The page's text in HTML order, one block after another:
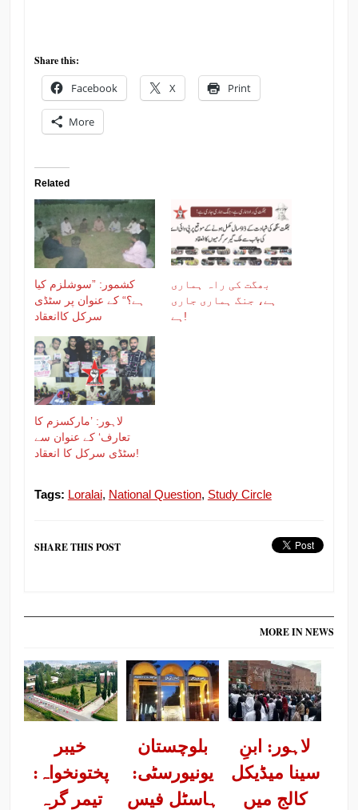
Share this:
Facebook X Print
More
Related
کشمور: ”سوشلزم کیا
ہے؟“ کے عنوان پر سٹڈی
سرکل کاانعقاد
بھگت کی راہ ہماری
ہے، جنگ ہماری جاری
ہے!
لاہور: ’مارکسزم کا
تعارف‘ کے عنوان سے
سٹڈی سرکل کا انعقاد!
Tags: Loralai, National Question, Study Circle
SHARE THIS POST
MORE IN NEWS
خیبر
پختونخواہ:
تیمر گرہ
بلوچستان
یونیورسٹی:
ہاسٹل فیس
لاہور: ابنِ
سینا میڈیکل
کالج میں